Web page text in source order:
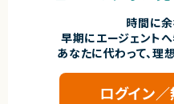
時間に余
早期にエージェントへ
あなたに代わって、理
ログイン